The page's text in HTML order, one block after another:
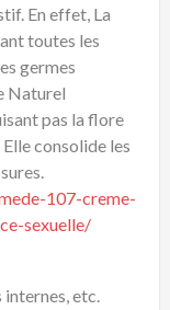
En effet, La
toutes les
germes
Naturel
pas la flore
consolide les
107-creme-
sexuelle/
internes, etc.